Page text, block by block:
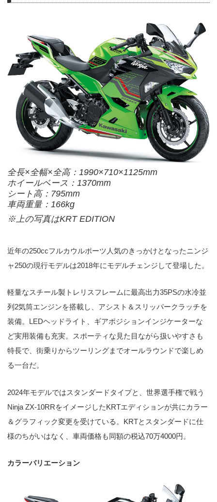
全長×全幅×全高：1990×710×1125mm
ホイールベース：1370mm
シート高：795mm
車両重量：166kg
※上の写真はKRT EDITION
近年の250ccフルカウルポーツ人気のきっかけとなったニンジ
ャ250の現行モデルは2018年にモデルチェンジして登場した。
軽量なスチール製トレリスフレームに最高出力35PSの水冷並
列2気筒エンジンを搭載し、アシスト＆スリッパークラッチを
装備。LEDヘッドライト、ギアポジションインジケーターな
ど実用装備も充実。スポーティな見た目ながら扱いやすさも
特長で、街乗りからツーリングまでオールラウンドで楽しめ
る一台だ。
2024年モデルではスタンダードタイプと、世界選手権で戦う
Ninja ZX-10RRをイメージしたKRTエディションが共にカラー
＆グラフィック変更を受けている。KRTとスタンダードに仕
様のちがいはなく、車両価格も同額の税込70万4000円。
カラーバリエーション